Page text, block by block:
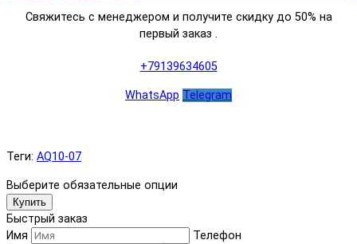
Свяжитесь с менеджером и получите скидку до 50% на
первый заказ .
+79139634605
WhatsApp Telegram
Теги: AQ10-07
Выберите обязательные опции
Купить
Быстрый заказ
Имя
Телефон